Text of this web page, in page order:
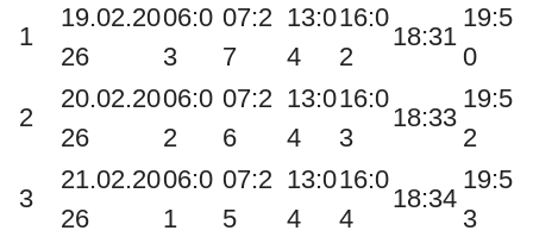
1
19.02.20
26
06:0
3
07:2
7
13:0
4
16:0
2
18:31
19:5
0
2
20.02.20
26
06:0
2
07:2
6
13:0
4
16:0
3
18:33
19:5
2
3
21.02.20
26
06:0
1
07:2
5
13:0
4
16:0
4
18:34
19:5
3